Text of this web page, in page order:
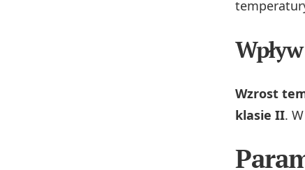
Wzrost
klasie II.